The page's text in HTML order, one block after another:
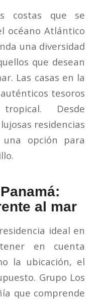
costas que se
océano Atlántico
una diversidad
que desean
Las casas en la
tesoros
Desde
residencias
opción para
al mar
ideal en
en cuenta
la ubicación, el
Grupo Los
que comprende